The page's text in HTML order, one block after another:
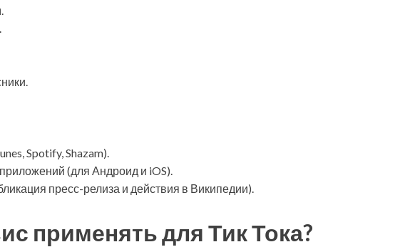
Spotify, Shazam).
(для Андроид и iOS).
пресс-релиза и действия в Википедии).
применять для Тик Тока?